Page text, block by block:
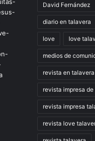
David Fernández
diario en talavera
love love
medios de
revista en talavera
revista impresa
revista impresa
revista love